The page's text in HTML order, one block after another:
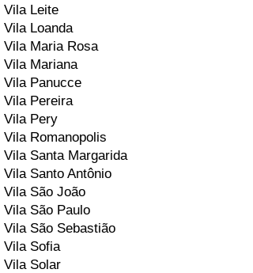
Vila Leite
Vila Loanda
Vila Maria Rosa
Vila Mariana
Vila Panucce
Vila Pereira
Vila Pery
Vila Romanopolis
Vila Santa Margarida
Vila Santo Antônio
Vila São João
Vila São Paulo
Vila São Sebastião
Vila Sofia
Vila Solar